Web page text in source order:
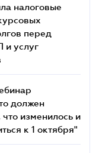
налоговые
перед
услуг
должен
что изменилось и
к 1 октября"